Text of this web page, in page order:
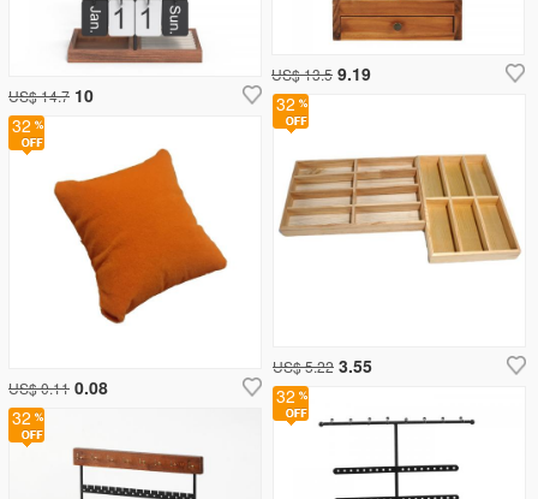
32
US$ 0.11 0.08
32
US$ 5.22 3.55
US$ 13.5 9.19
US$ 14.7 10
32
32